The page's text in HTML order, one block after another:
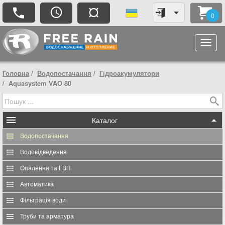
¤ 0
Головна Водопостачання
Гідроакумулятори
Aquasystem VAO 80
Каталог
Водопостачання
Водовідведення
Опалення та ГВП
Автоматика
Фільтрація води
Труби та арматура